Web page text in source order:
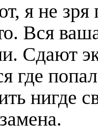
я не
Вся
Сдают
где
нигде